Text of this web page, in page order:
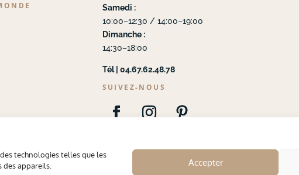
technologies telles que les
appareils.
Accepter
Samedi :
10:00–12:30 / 14:00–19:00
Dimanche :
14:30–18:00
Tél | 04.67.62.48.78
SUIVEZ-NOUS